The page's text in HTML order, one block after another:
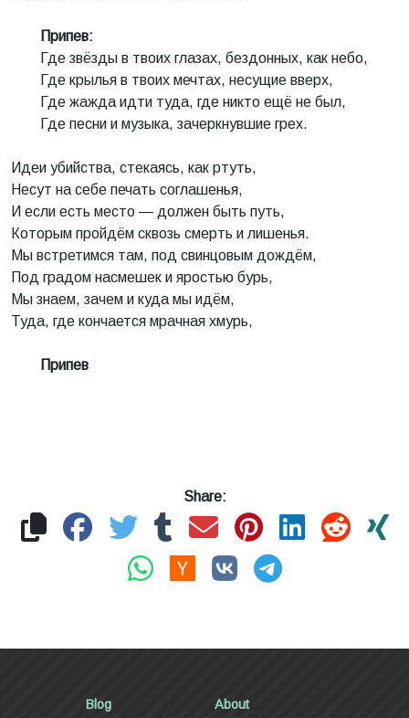
Припев:
Где звёзды в твоих глазах, бездонных, как небо,
Где крылья в твоих мечтах, несущие вверх,
Где жажда идти туда, где никто ещё не был,
Где песни и музыка, зачеркнувшие грех.
Идеи убийства, стекаясь, как ртуть,
Несут на себе печать соглашенья,
И если есть место — должен быть путь,
Которым пройдём сквозь смерть и лишенья.
Мы встретимся там, под свинцовым дождём,
Под градом насмешек и яростью бурь,
Мы знаем, зачем и куда мы идём,
Туда, где кончается мрачная хмурь,
Припев
Share:
Blog About